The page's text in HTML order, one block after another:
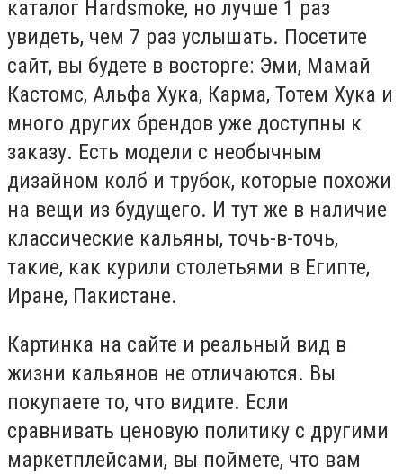
каталог Hardsmoke, но лучше 1 раз
увидеть, чем 7 раз услышать. Посетите
сайт, вы будете в восторге: Эми, Мамай
Кастомс, Альфа Хука, Карма, Тотем Хука и
много других брендов уже доступны к
заказу. Есть модели с необычным
дизайном колб и трубок, которые похожи
на вещи из будущего. И тут же в наличие
классические кальяны, точь-в-точь,
такие, как курили столетьями в Египте,
Иране, Пакистане.
Картинка на сайте и реальный вид в
жизни кальянов не отличаются. Вы
покупаете то, что видите. Если
сравнивать ценовую политику с другими
маркетплейсами, вы поймете, что вам